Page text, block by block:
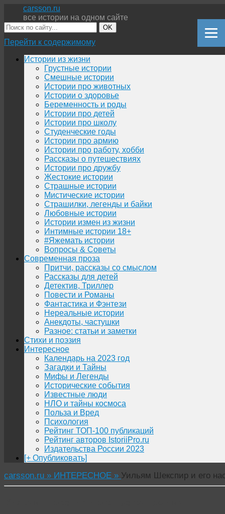
carsson.ru
все истории на одном сайте
OK
Перейти к содержимому
Истории из жизни
Грустные истории
Смешные истории
Истории про животных
Истории о здоровье
Беременность и роды
Истории про детей
Истории про школу
Студенческие годы
Истории про армию
Истории про работу, хобби
Рассказы о путешествиях
Истории про дружбу
Жестокие истории
Страшные истории
Мистические истории
Страшилки, легенды и байки
Любовные истории
Истории измен из жизни
Интимные истории 18+
#Яжемать истории
Вопросы & Советы
Современная проза
Притчи, рассказы со смыслом
Рассказы для детей
Детектив, Триллер
Повести и Романы
Фантастика и Фэнтези
Нереальные истории
Анекдоты, частушки
Разное: статьи и заметки
Стихи и поэзия
Интересное
Календарь на 2023 год
Загадки и Тайны
Мифы и Легенды
Исторические события
Известные люди
НЛО и тайны космоса
Польза и Вред
Психология
Рейтинг ТОП-100 публикаций
Рейтинг авторов IstoriiPro.ru
Издательства России 2023
[+ Опубликовать]
carsson.ru » ИНТЕРЕСНОЕ » Уильям Шекспир и его